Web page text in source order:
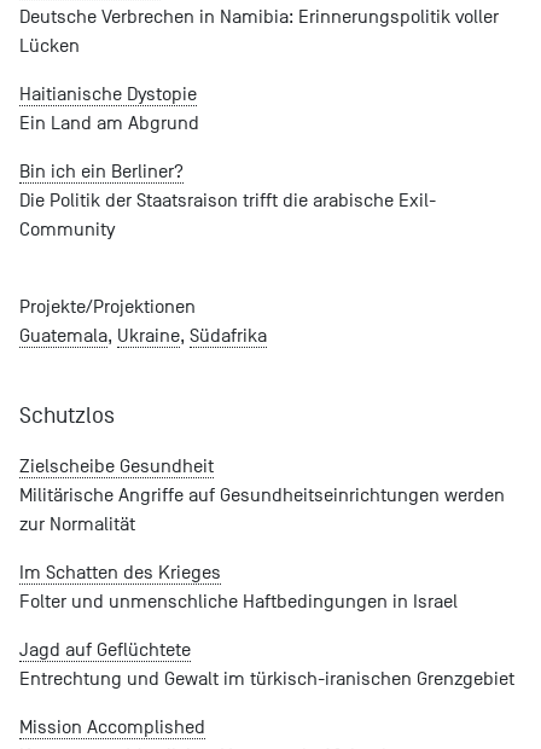
Deutsche Verbrechen in Namibia: Erinnerungspolitik voller
Lücken
Haitianische Dystopie
Ein Land am Abgrund
Bin ich ein Berliner?
Die Politik der Staatsraison trifft die arabische Exil-
Community
Projekte/Projektionen
Guatemala, Ukraine, Südafrika
Schutzlos
Zielscheibe Gesundheit
Militärische Angriffe auf Gesundheitseinrichtungen werden
zur Normalität
Im Schatten des Krieges
Folter und unmenschliche Haftbedingungen in Israel
Jagd auf Geflüchtete
Entrechtung und Gewalt im türkisch-iranischen Grenzgebiet
Mission Accomplished